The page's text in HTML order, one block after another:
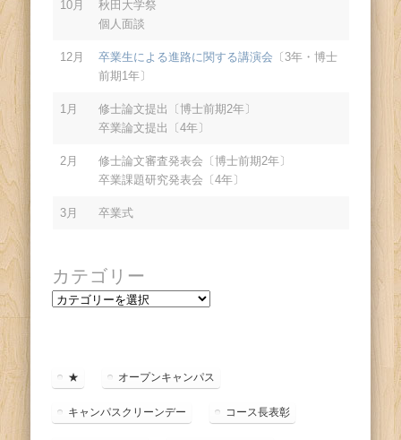
10月
秋田大学祭
個人面談
12月 卒業生による進路に関する講演会 〔3年・博士
前期1年〕
1月
修士論文提出〔博士前期2年〕
卒業論文提出〔4年〕
2月
修士論文審査発表会〔博士前期2年〕
卒業課題研究発表会〔4年〕
3月 卒業式
カテゴリー
カ
ー ★ オープンキャンパス
キャンパスクリーンデー コース長表彰